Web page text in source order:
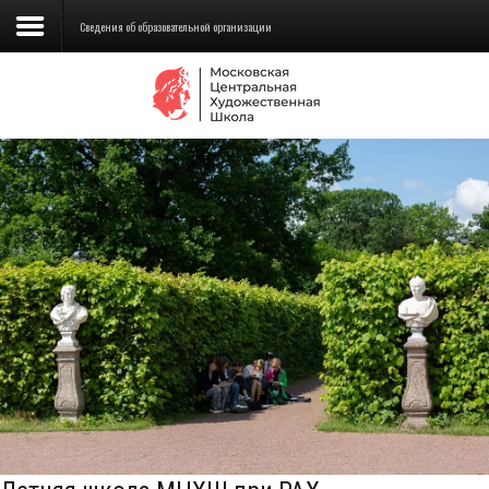
Сведения об образовательной
Школа
Училище
Детская Художественная школа
Поступающим
Подготовка
Образование
Доп. образование
Сведения об образовательной организации